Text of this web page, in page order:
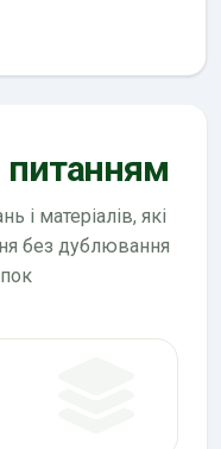
питанням
і матеріалів, які
без дублювання